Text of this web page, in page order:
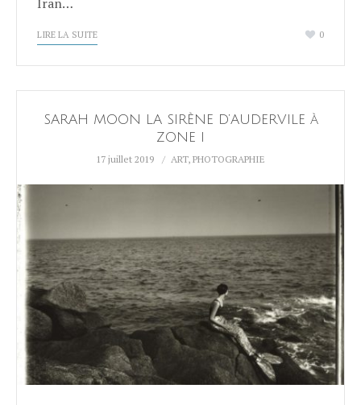
LIRE LA SUITE 0
SARAH MOON LA SIRÈNE D’AUDERVILE à
ZONE I
17 juillet 2019 ART, PHOTOGRAPHIE